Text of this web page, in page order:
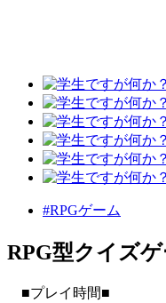
#RPGゲーム
RPG型クイズゲ
■プレイ時間■